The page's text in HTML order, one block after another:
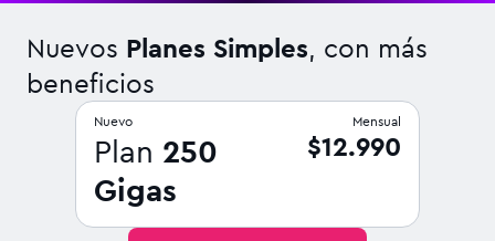
Nuevos Planes Simples, con más
beneficios
Nuevo
Plan 250
Gigas
Mensual
$12.990